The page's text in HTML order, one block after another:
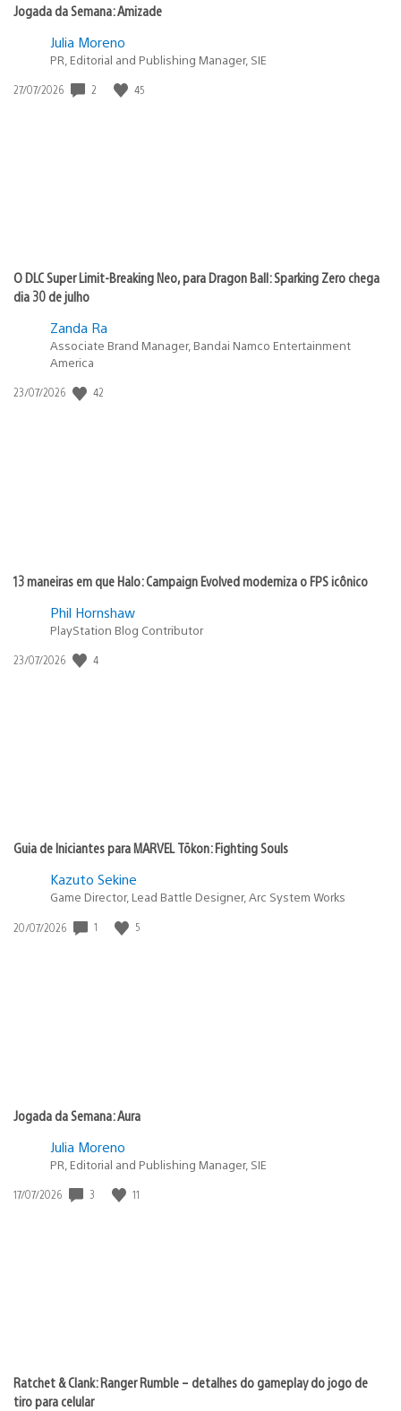
Jogada da Semana: Amizade
Julia Moreno
PR, Editorial and Publishing Manager, SIE
Data
27/07/2026 2 45
O DLC Super Limit-Breaking Neo, para Dragon Ball: Sparking Zero chega
dia 30 de julho
Zanda Ra
Associate Brand Manager, Bandai Namco Entertainment
America
Data
23/07/2026 42
13 maneiras em que Halo: Campaign Evolved moderniza o FPS icônico
Phil Hornshaw
PlayStation Blog Contributor
Data
23/07/2026 4
Guia de Iniciantes para MARVEL Tōkon: Fighting Souls
Kazuto Sekine
Game Director, Lead Battle Designer, Arc System Works
Data
20/07/2026 1 5
Jogada da Semana: Aura
Julia Moreno
PR, Editorial and Publishing Manager, SIE
Data
17/07/2026 3 11
Ratchet & Clank: Ranger Rumble – detalhes do gameplay do jogo de
tiro para celular